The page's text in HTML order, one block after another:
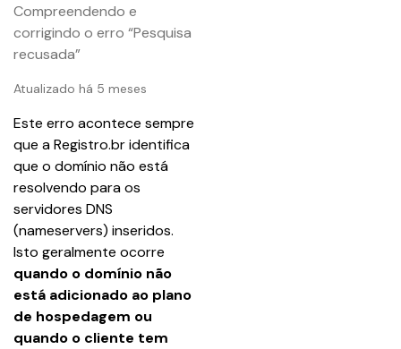
Compreendendo e
corrigindo o erro “Pesquisa
recusada”
Atualizado há 5 meses
Este erro acontece sempre
que a Registro.br identifica
que o domínio não está
resolvendo para os
servidores DNS
(nameservers) inseridos.
Isto geralmente ocorre
quando o domínio não
está adicionado ao plano
de hospedagem ou
quando o cliente tem